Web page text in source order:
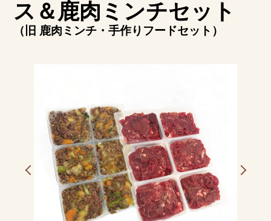
ス＆鹿肉ミンチセット
（旧 鹿肉ミンチ・手作りフードセット）